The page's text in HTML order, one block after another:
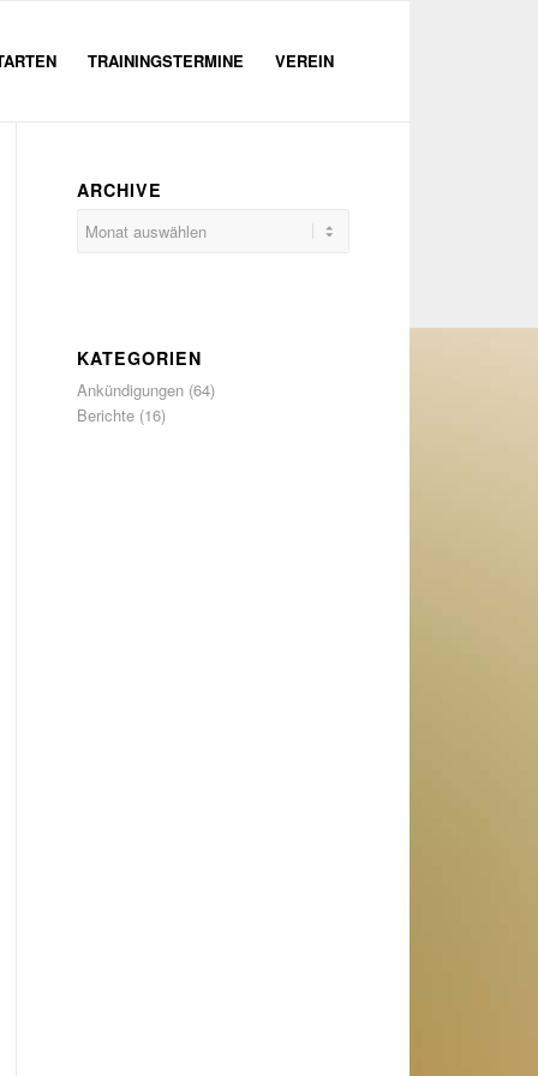
TRAININGSTERMINE VEREIN
ARCHIVE
KATEGORIEN
Ankündigungen(64)
Berichte(16)